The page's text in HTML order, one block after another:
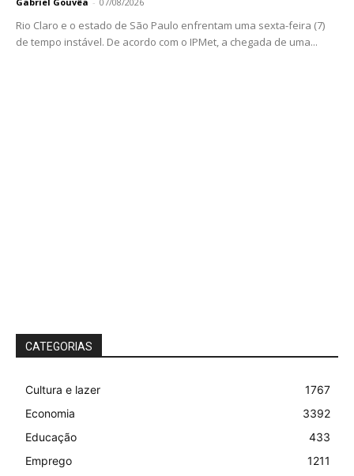
Rio Claro e o estado de São Paulo enfrentam uma sexta-feira (7)
de tempo instável. De acordo com o IPMet, a chegada de uma...
CATEGORIAS
Cultura e lazer
1767
Economia
3392
Educação
433
Emprego
1211